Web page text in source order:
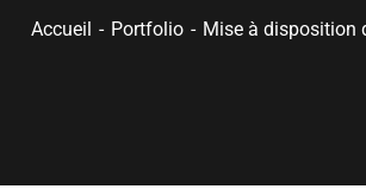
Accueil Portfolio Mise à disposition